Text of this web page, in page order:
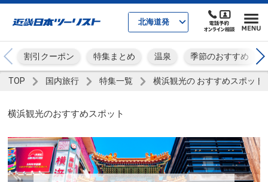
北海道発
割引クーポン 特集まとめ 温泉 季節のおすすめ
TOP 国内旅行 特集一覧 横浜観光の おすすめスポット
横浜観光のおすすめスポット